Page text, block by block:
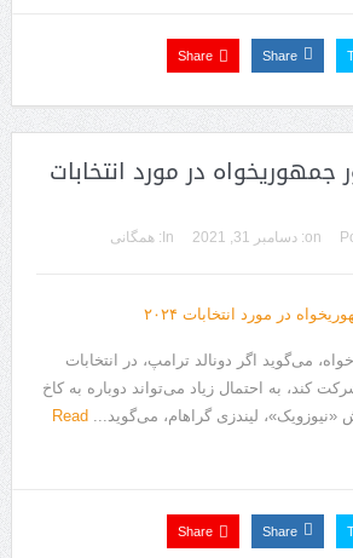
Share
Share
در مورد انتخابات
on: دسامبر 31, 2021 In:
همگانی
می‌گوید اگر دونالد ترامپ، در انتخابات
۲۰۲۴ شرکت کند، به احتمال زیاد می‌تواند دوباره به کاخ
«نیوزویک»، لیندزی گراهام، می‌گوید... Read
Share
Share